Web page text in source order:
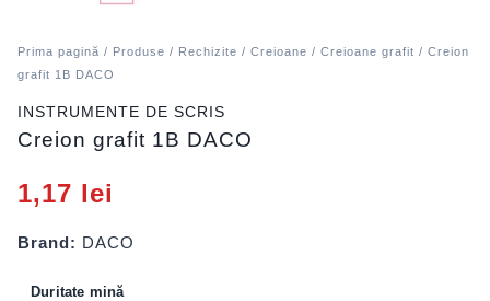
Prima pagină / Produse / Rechizite / Creioane / Creioane grafit / Creion
grafit 1B DACO
INSTRUMENTE DE SCRIS
Creion grafit 1B DACO
1,17 lei
Brand: DACO
Duritate mină